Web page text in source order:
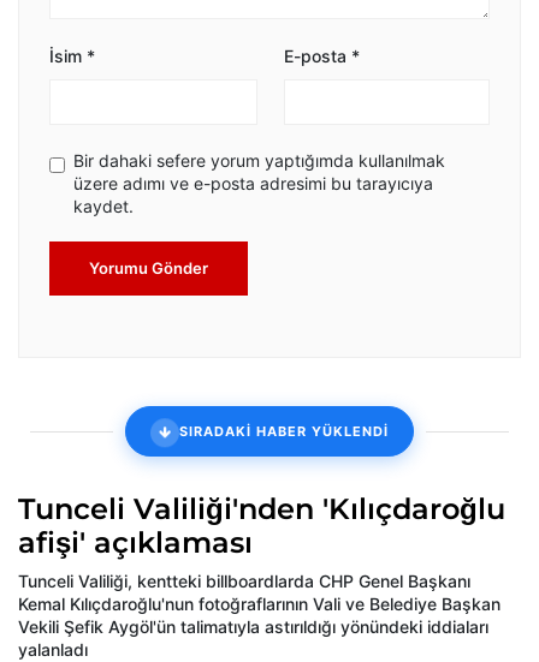
İsim * E-posta *
Bir dahaki sefere yorum yaptığımda kullanılmak
üzere adımı ve e-posta adresimi bu tarayıcıya
kaydet.
Yorumu Gönder
SIRADAKİ HABER YÜKLENDİ
Tunceli Valiliği'nden 'Kılıçdaroğlu
afişi' açıklaması
Tunceli Valiliği, kentteki billboardlarda CHP Genel Başkanı
Kemal Kılıçdaroğlu'nun fotoğraflarının Vali ve Belediye Başkan
Vekili Şefik Aygöl'ün talimatıyla astırıldığı yönündeki iddiaları
yalanladı